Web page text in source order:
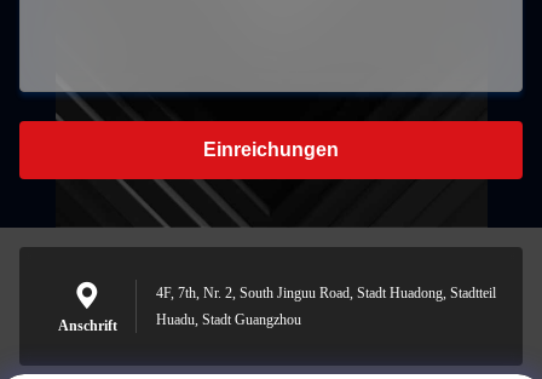
Einreichungen
Anschrift
4F, 7th, Nr. 2, South Jinguu Road, Stadt Huadong, Stadtteil
Huadu, Stadt Guangzhou